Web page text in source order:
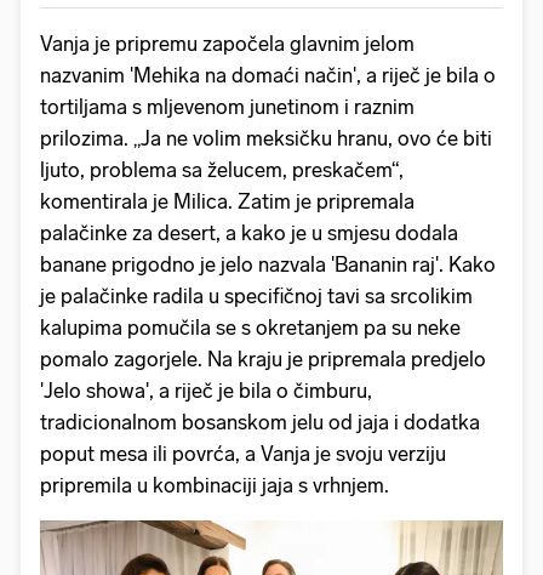
Vanja je pripremu započela glavnim jelom
nazvanim 'Mehika na domaći način', a riječ je bila o
tortiljama s mljevenom junetinom i raznim
prilozima. „Ja ne volim meksičku hranu, ovo će biti
ljuto, problema sa želucem, preskačem“,
komentirala je Milica. Zatim je pripremala
palačinke za desert, a kako je u smjesu dodala
banane prigodno je jelo nazvala 'Bananin raj'. Kako
je palačinke radila u specifičnoj tavi sa srcolikim
kalupima pomučila se s okretanjem pa su neke
pomalo zagorjele. Na kraju je pripremala predjelo
'Jelo showa', a riječ je bila o čimburu,
tradicionalnom bosanskom jelu od jaja i dodatka
poput mesa ili povrća, a Vanja je svoju verziju
pripremila u kombinaciji jaja s vrhnjem.